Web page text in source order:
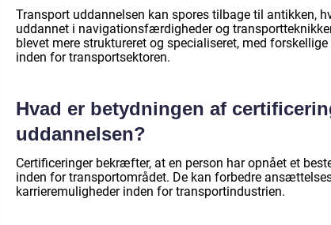
Transport uddannelsen kan spores tilbage til antikken,
uddannet i navigationsfærdigheder og
blevet mere struktureret og specialiseret, med
inden for transportsektoren.
Hvad er betydningen af
uddannelsen?
Certificeringer bekræfter, at en person har opnået et
inden for transportområdet. De kan forbedre
karrieremuligheder inden for transportindustrien.